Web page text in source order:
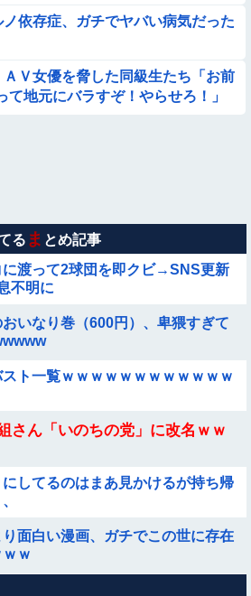
水着JCたち どの娘を選ぶの？
チン媚びダンス』が気持ち悪い🤮
ノ依存症、ガチでヤバい病気だった
ＡＶ女優を脅した同級生たち「お前
て地元にバラすぞ！やらせろ！」
る ま とめ記事
に渡って2球団を即クビ→SNS更新
不明に
おいなり巻（600円）、卑猥すぎて
スト一覧ｗｗｗｗｗｗｗｗｗｗｗｗ
さん「いのちの党」に改名ｗｗ
してるのはまあ見かけるが持ち帰
り面白い漫画、ガチでこの世に存在
ｗ
帰宅し、気晴らしにゲームやスマ